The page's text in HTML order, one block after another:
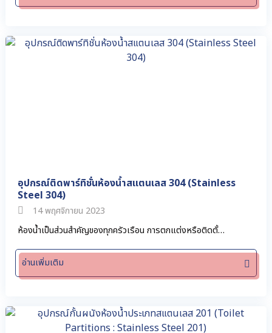
อุปกรณ์ติดพาร์ทิชั่นห้องน้ำสแตนเลส 304 (Stainless
Steel 304)
14 พฤศจิกายน 2023
ห้องน้ำเป็นส่วนสำคัญของทุกครัวเรือน การตกแต่งหรือติดตั้…
อ่านเพิ่มเติม